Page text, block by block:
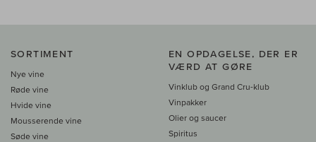
SORTIMENT
Nye vine
Røde vine
Hvide vine
Mousserende vine
Søde vine
EN OPDAGELSE, DER ER
VÆRD AT GØRE
Vinklub og Grand Cru-klub
Vinpakker
Olier og saucer
Spiritus